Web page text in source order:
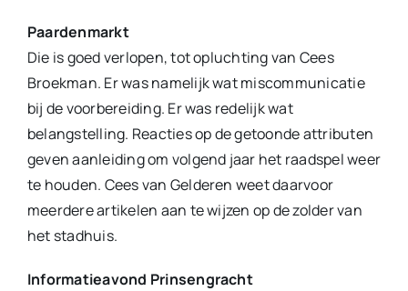
Paardenmarkt
Die is goed verlopen, tot opluchting van Cees
Broekman. Er was namelijk wat miscommunicatie
bij de voorbereiding. Er was redelijk wat
belangstelling. Reacties op de getoonde attributen
geven aanleiding om volgend jaar het raadspel weer
te houden. Cees van Gelderen weet daarvoor
meerdere artikelen aan te wijzen op de zolder van
het stadhuis.
Informatieavond Prinsengracht